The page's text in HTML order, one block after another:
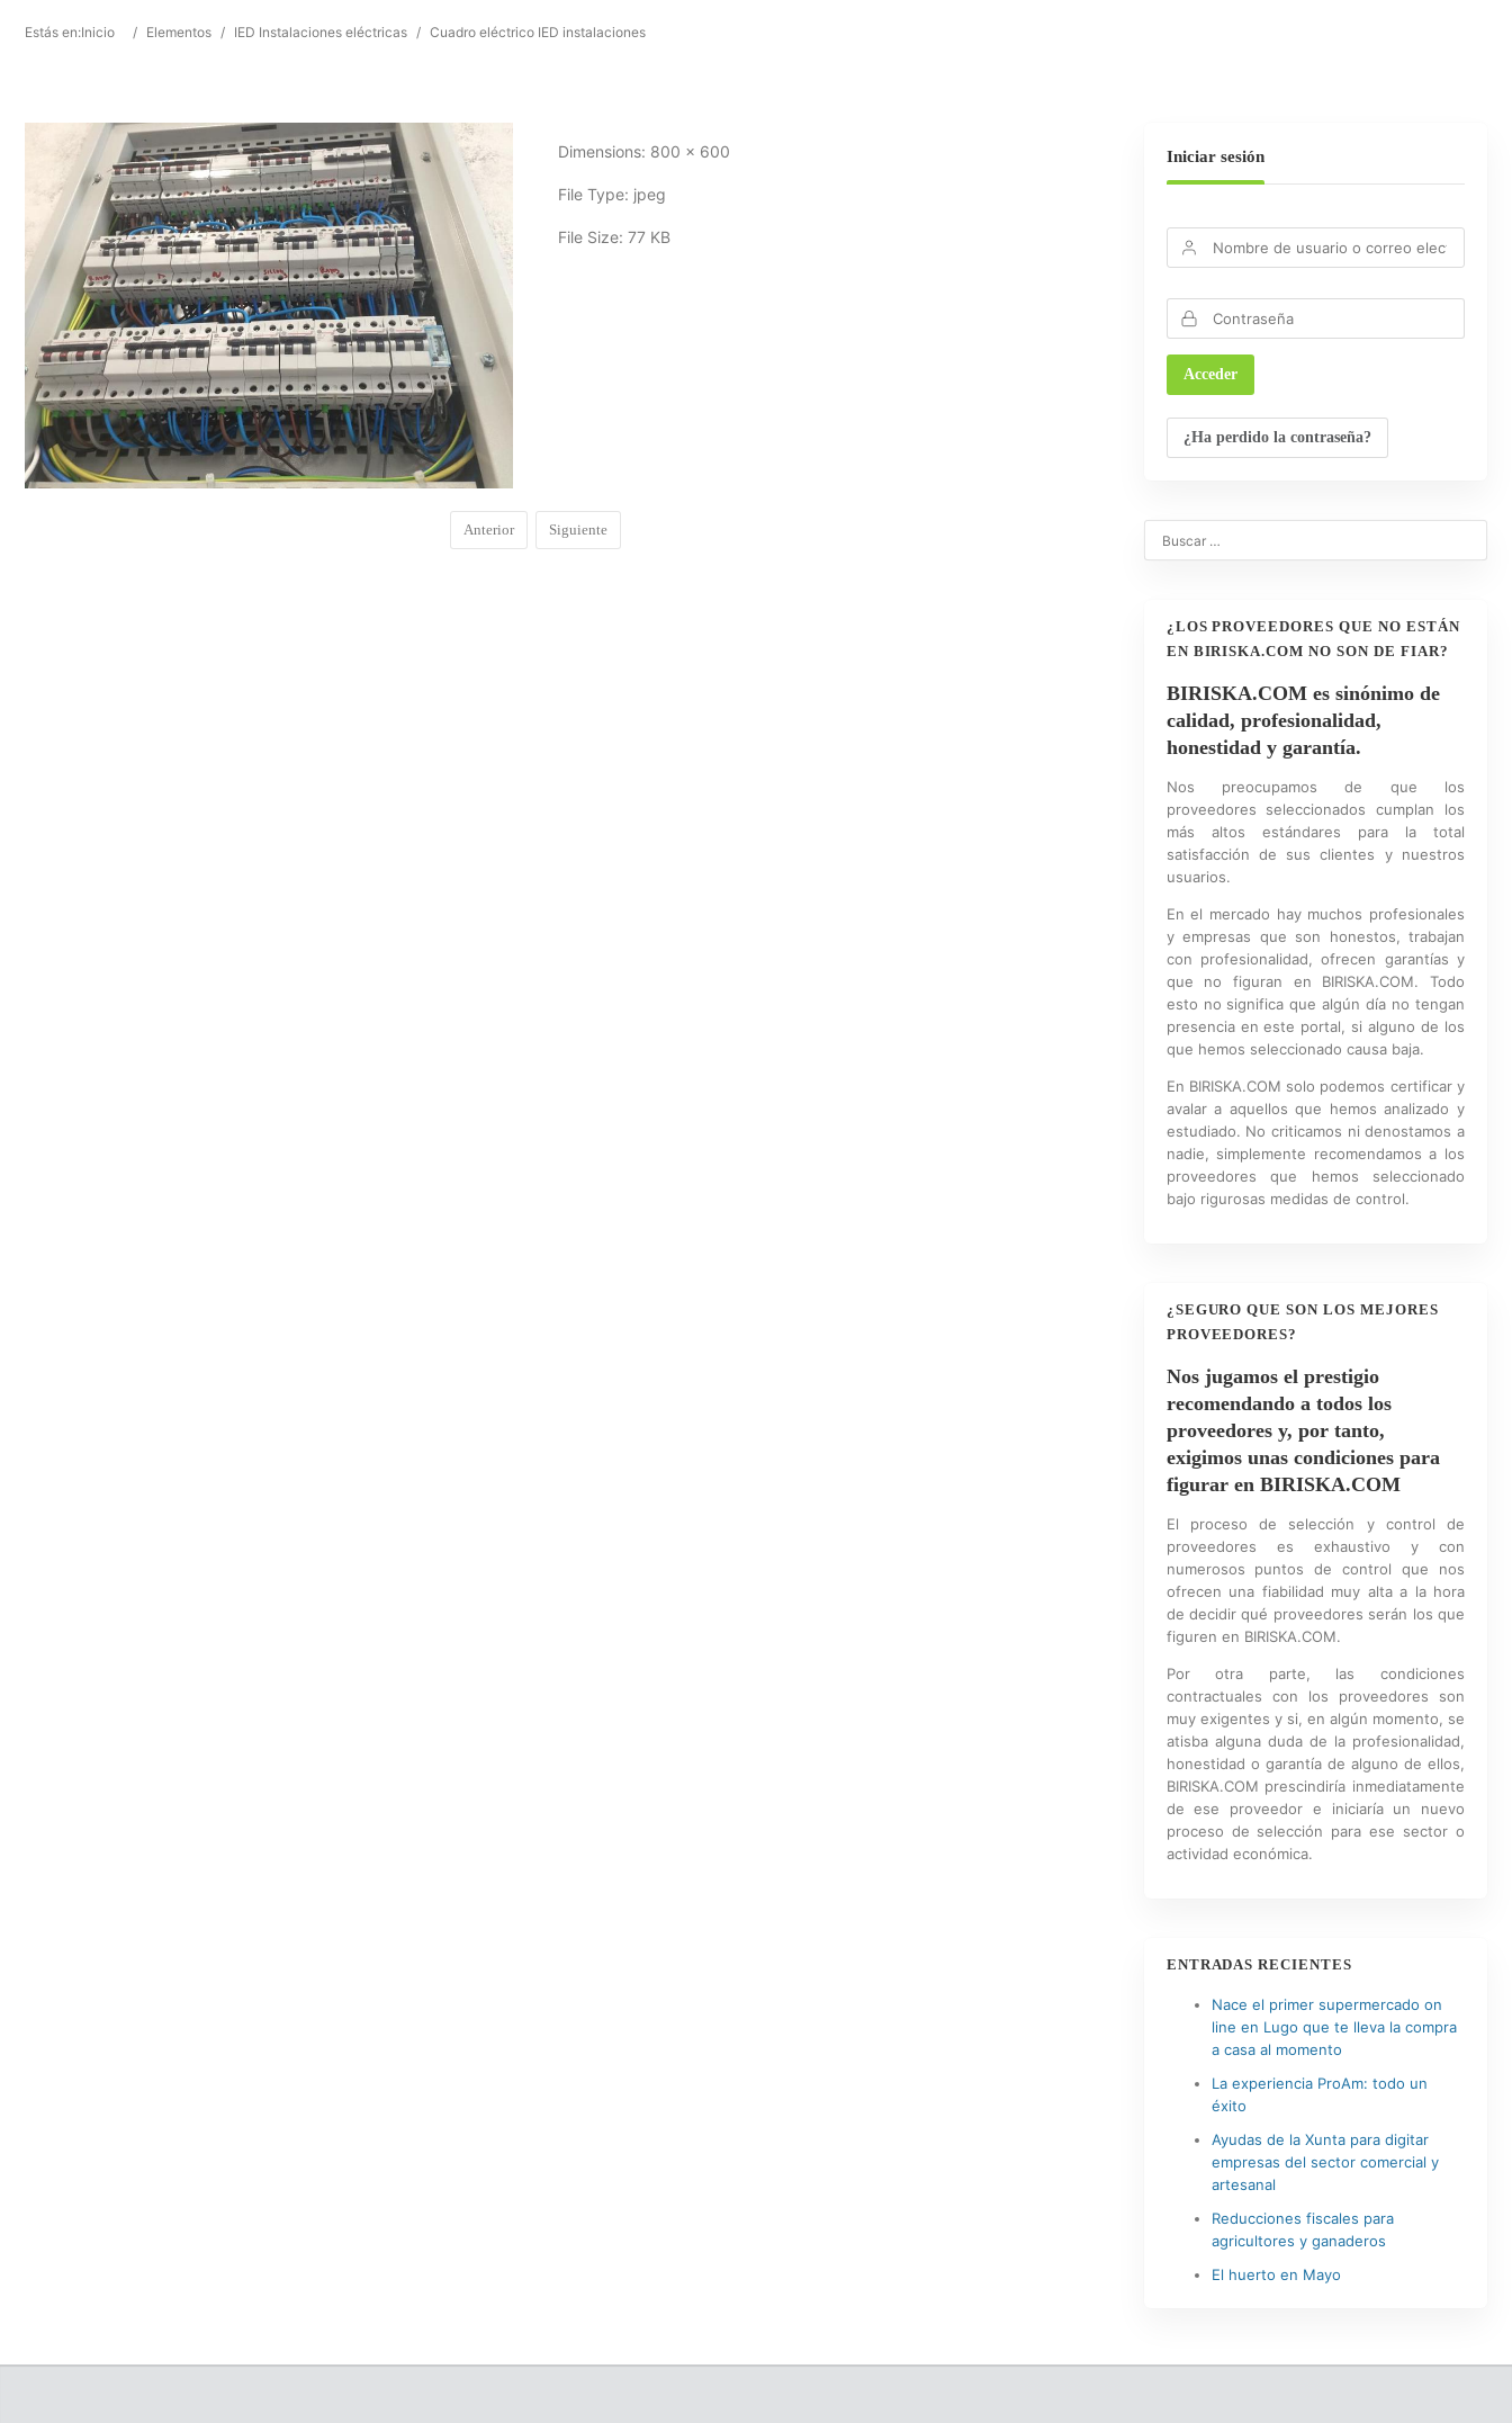
Estás en:Inicio / Elementos / IED Instalaciones eléctricas / Cuadro eléctrico IED instalaciones
Dimensions: 800 x 600
File Type: jpeg
File Size: 77 KB
Anterior Siguiente
Iniciar sesión
¿Ha perdido la contraseña?
¿LOS PROVEEDORES QUE NO ESTÁN
EN BIRISKA.COM NO SON DE FIAR?
BIRISKA.COM es sinónimo de
calidad, profesionalidad,
honestidad y garantía.
Nos preocupamos de que los
proveedores seleccionados cumplan los
más altos estándares para la total
satisfacción de sus clientes y nuestros
usuarios.
En el mercado hay muchos profesionales
y empresas que son honestos, trabajan
con profesionalidad, ofrecen garantías y
que no figuran en BIRISKA.COM. Todo
esto no significa que algún día no tengan
presencia en este portal, si alguno de los
que hemos seleccionado causa baja.
En BIRISKA.COM solo podemos certificar y
avalar a aquellos que hemos analizado y
estudiado. No criticamos ni denostamos a
nadie, simplemente recomendamos a los
proveedores que hemos seleccionado
bajo rigurosas medidas de control.
¿SEGURO QUE SON LOS MEJORES
PROVEEDORES?
Nos jugamos el prestigio
recomendando a todos los
proveedores y, por tanto,
exigimos unas condiciones para
figurar en BIRISKA.COM
El proceso de selección y control de
proveedores es exhaustivo y con
numerosos puntos de control que nos
ofrecen una fiabilidad muy alta a la hora
de decidir qué proveedores serán los que
figuren en BIRISKA.COM.
Por otra parte, las condiciones
contractuales con los proveedores son
muy exigentes y si, en algún momento, se
atisba alguna duda de la profesionalidad,
honestidad o garantía de alguno de ellos,
BIRISKA.COM prescindiría inmediatamente
de ese proveedor e iniciaría un nuevo
proceso de selección para ese sector o
actividad económica.
ENTRADAS RECIENTES
Nace el primer supermercado on
line en Lugo que te lleva la compra
a casa al momento
La experiencia ProAm: todo un
éxito
Ayudas de la Xunta para digitar
empresas del sector comercial y
artesanal
Reducciones fiscales para
agricultores y ganaderos
El huerto en Mayo